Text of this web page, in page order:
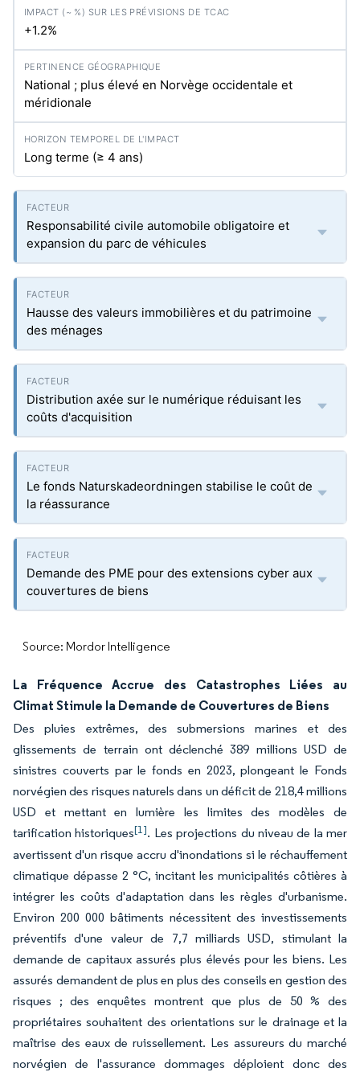
+1.2%
National ; plus élevé en Norvège occidentale et
méridionale
Long terme (≥ 4 ans)
Responsabilité civile automobile obligatoire et
expansion du parc de véhicules
Hausse des valeurs immobilières et du patrimoine
des ménages
Distribution axée sur le numérique réduisant les
coûts d'acquisition
Le fonds Naturskadeordningen stabilise le coût de
la réassurance
Demande des PME pour des extensions cyber aux
couvertures de biens
Source: Mordor Intelligence
La Fréquence Accrue des Catastrophes Liées au
Climat Stimule la Demande de Couvertures de Biens
Des pluies extrêmes, des submersions marines et des
glissements de terrain ont déclenché 389 millions USD de
sinistres couverts par le fonds en 2023, plongeant le Fonds
norvégien des risques naturels dans un déficit de 218,4 millions
USD et mettant en lumière les limites des modèles de
tarification historiques[1]. Les projections du niveau de la mer
avertissent d'un risque accru d'inondations si le réchauffement
climatique dépasse 2 °C, incitant les municipalités côtières à
intégrer les coûts d'adaptation dans les règles d'urbanisme.
Environ 200 000 bâtiments nécessitent des investissements
préventifs d'une valeur de 7,7 milliards USD, stimulant la
demande de capitaux assurés plus élevés pour les biens. Les
assurés demandent de plus en plus des conseils en gestion des
risques ; des enquêtes montrent que plus de 50 % des
propriétaires souhaitent des orientations sur le drainage et la
maîtrise des eaux de ruissellement. Les assureurs du marché
norvégien de l'assurance dommages déploient donc des